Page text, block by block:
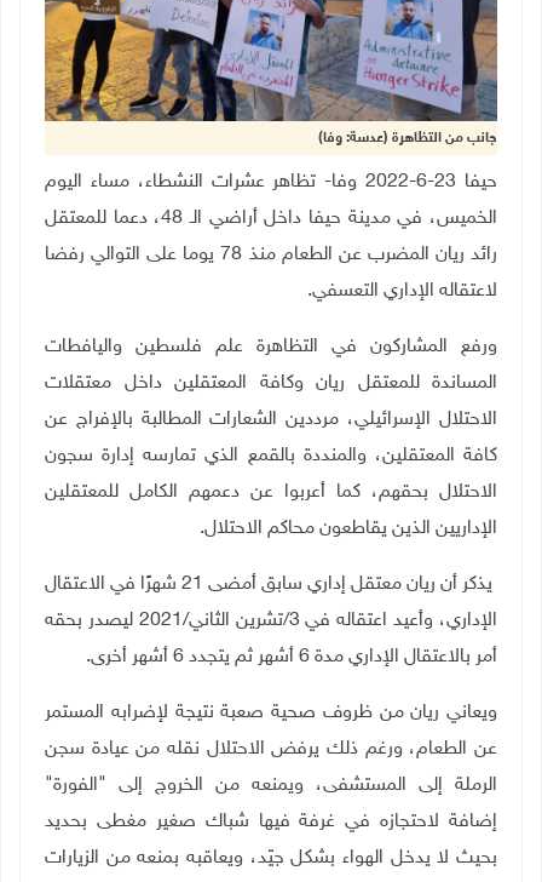
جانب من التظاهرة (عدسة: وفا)
حيفا 23-6-2022 وفا- تظاهر عشرات النشطاء، مساء اليوم
الخميس، في مدينة حيفا داخل أراضي الـ 48، دعما للمعتقل
رائد ريان المضرب عن الطعام منذ 78 يوما على التوالي رفضا
لاعتقاله الإداري التعسفي.
ورفع المشاركون في التظاهرة علم فلسطين واليافطات
المساندة للمعتقل ريان وكافة المعتقلين داخل معتقلات
الاحتلال الإسرائيلي، مرددين الشعارات المطالبة بالإفراج عن
كافة المعتقلين، والمنددة بالقمع الذي تمارسه إدارة سجون
الاحتلال بحقهم، كما أعربوا عن دعمهم الكامل للمعتقلين
الإداريين الذين يقاطعون محاكم الاحتلال.
يذكر أن ريان معتقل إداري سابق أمضى 21 شهرًا في الاعتقال
الإداري، وأعيد اعتقاله في 3/تشرين الثاني/2021 ليصدر بحقه
أمر بالاعتقال الإداري مدة 6 أشهر ثم يتجدد 6 أشهر أخرى
.
ويعاني ريان من ظروف صحية صعبة نتيجة لإضرابه المستمر
عن الطعام، ورغم ذلك يرفض الاحتلال نقله من عيادة سجن
الرملة إلى المستشفى، ويمنعه من الخروج إلى "الفورة"
إضافة لاحتجازه في غرفة فيها شباك صغير مغطى بحديد
بحيث لا يدخل الهواء بشكل جيّد، ويعاقبه بمنعه من الزيارات